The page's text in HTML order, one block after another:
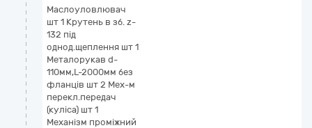
Маслоуловлювач
шт 1 Крутень в зб. z-
132 під
однод.щеплення шт 1
Металорукав d-
110мм,L-2000мм без
фланців шт 2 Мех-м
перекл.передач
(куліса) шт 1
Механізм проміжний